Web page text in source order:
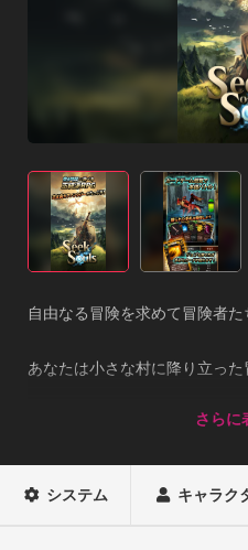
自由なる冒険を求めて冒険者た
あなたは小さな村に降り立った
つも事件が起こっている。
っと大きな街へ出かけても良い
さらに
システム キャラク